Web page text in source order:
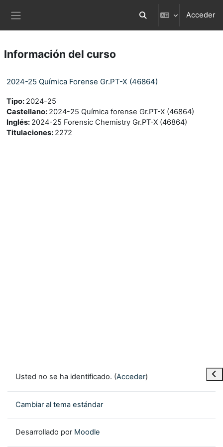
Selector de búsqueda
Acceder
Información del curso
2024-25 Química Forense Gr.PT-X (46864)
Tipo: 2024-25
Castellano: 2024-25 Química forense Gr.PT-X (46864)
Inglés: 2024-25 Forensic Chemistry Gr.PT-X (46864)
Titulaciones: 2272
Usted no se ha identificado. (Acceder)
Cambiar al tema estándar
Desarrollado por Moodle